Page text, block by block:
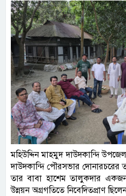
মহিউদ্দিন মাহমুদ দাউদকান্দি
দাউদকান্দি পৌরসভার দোনারচরের
তার বাবা হাশেম তালুকদার
উন্নয়ন অগ্রগতিতে নিবেদিতপ্রাণ